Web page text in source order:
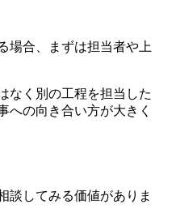
場合、まずは担当者や上
なく別の工程を担当した
への向き合い方が大きく
談してみる価値がありま